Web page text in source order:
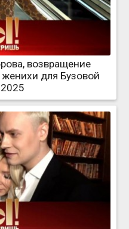
возвращение
для Бузовой